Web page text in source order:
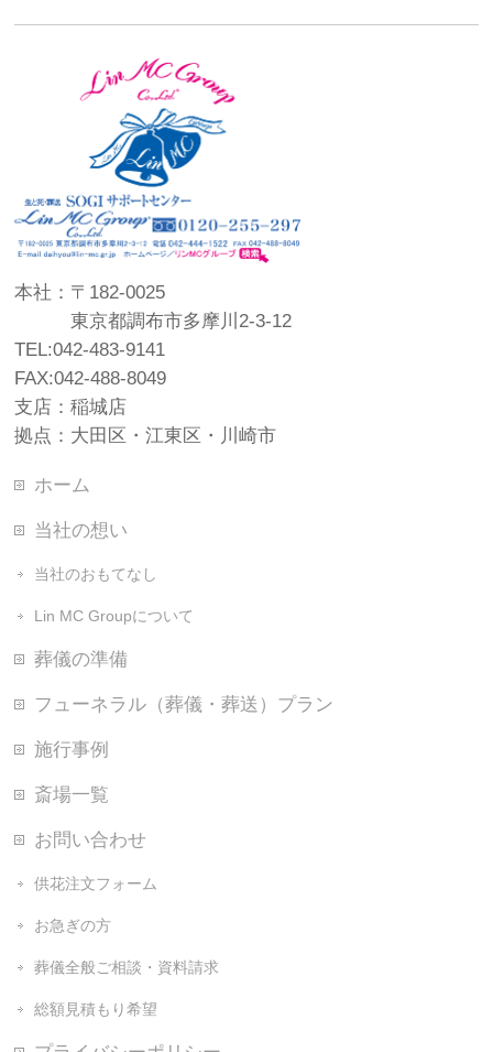
本社：〒182-0025
東京都調布市多摩川2-3-12
TEL:042-483-9141
FAX:042-488-8049
支店：稲城店
拠点：大田区・江東区・川崎市
ホーム
当社の想い
当社のおもてなし
Lin MC Groupについて
葬儀の準備
フューネラル（葬儀・葬送）プラン
施行事例
斎場一覧
お問い合わせ
供花注文フォーム
お急ぎの方
葬儀全般ご相談・資料請求
総額見積もり希望